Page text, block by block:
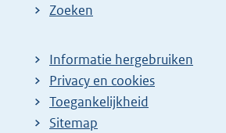
Zoeken
Informatie hergebruiken
Privacy en cookies
Toegankelijkheid
Sitemap